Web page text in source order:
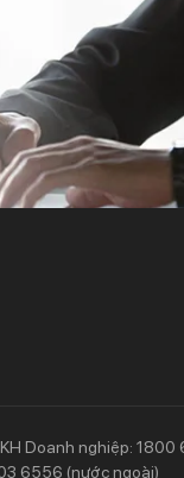
và cộng đồng
Doanh nghiệp: 1800
6556 (nước ngoài)